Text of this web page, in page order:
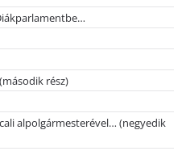
rész)
alpolgármesterével… (negyedik